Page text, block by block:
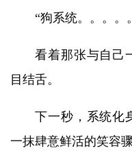
“狗系统。。。。
看着那张与自己
目结舌。
下一秒，系统化
一抹肆意鲜活的笑容骤